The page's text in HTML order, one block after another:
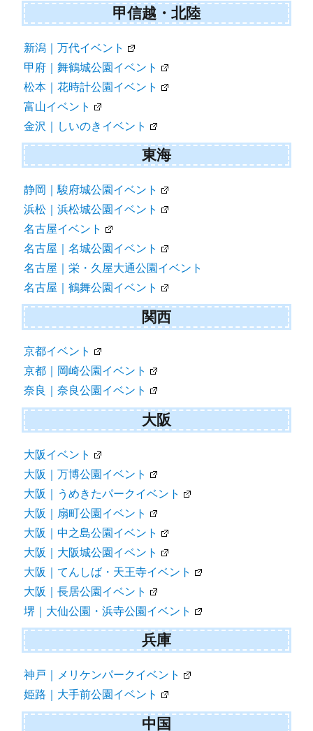
甲信越・北陸
新潟｜万代イベント
甲府｜舞鶴城公園イベント
松本｜花時計公園イベント
富山イベント
金沢｜しいのきイベント
東海
静岡｜駿府城公園イベント
浜松｜浜松城公園イベント
名古屋イベント
名古屋｜名城公園イベント
名古屋｜栄・久屋大通公園イベント
名古屋｜鶴舞公園イベント
関西
京都イベント
京都｜岡崎公園イベント
奈良｜奈良公園イベント
大阪
大阪イベント
大阪｜万博公園イベント
大阪｜うめきたパークイベント
大阪｜扇町公園イベント
大阪｜中之島公園イベント
大阪｜大阪城公園イベント
大阪｜てんしば・天王寺イベント
大阪｜長居公園イベント
堺｜大仙公園・浜寺公園イベント
兵庫
神戸｜メリケンパークイベント
姫路｜大手前公園イベント
中国